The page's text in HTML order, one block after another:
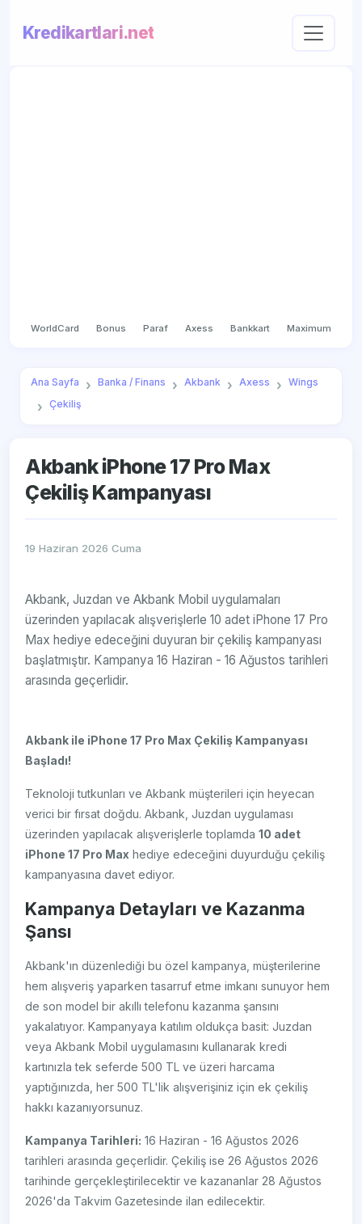
Kredikartlari.net
WorldCard Bonus Paraf Axess Bankkart Maximum
Ana Sayfa Banka / Finans Akbank Axess
Wings
Çekiliş
Akbank iPhone 17 Pro Max
Çekiliş Kampanyası
19 Haziran 2026 Cuma
Akbank, Juzdan ve Akbank Mobil uygulamaları
üzerinden yapılacak alışverişlerle 10 adet iPhone 17 Pro
Max hediye edeceğini duyuran bir çekiliş kampanyası
başlatmıştır. Kampanya 16 Haziran - 16 Ağustos tarihleri
arasında geçerlidir.
Akbank ile iPhone 17 Pro Max Çekiliş Kampanyası
Başladı!
Teknoloji tutkunları ve Akbank müşterileri için heyecan
verici bir fırsat doğdu. Akbank, Juzdan uygulaması
üzerinden yapılacak alışverişlerle toplamda10 adet
iPhone 17 Pro Max hediye edeceğini duyurduğu çekiliş
kampanyasına davet ediyor.
Kampanya Detayları ve Kazanma
Şansı
Akbank'ın düzenlediği bu özel kampanya, müşterilerine
hem alışveriş yaparken tasarruf etme imkanı sunuyor hem
de son model bir akıllı telefonu kazanma şansını
yakalatıyor. Kampanyaya katılım oldukça basit: Juzdan
veya Akbank Mobil uygulamasını kullanarak kredi
kartınızla tek seferde 500 TL ve üzeri harcama
yaptığınızda, her 500 TL'lik alışverişiniz için ek çekiliş
hakkı kazanıyorsunuz.
Kampanya Tarihleri: 16 Haziran - 16 Ağustos 2026
tarihleri arasında geçerlidir. Çekiliş ise 26 Ağustos 2026
tarihinde gerçekleştirilecektir ve kazananlar 28 Ağustos
2026'da Takvim Gazetesinde ilan edilecektir.